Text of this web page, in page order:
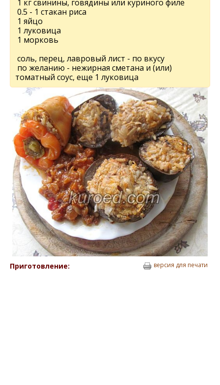
1 кг свинины, говядины или куриного филе
0.5 - 1 стакан риса
1 яйцо
1 луковица
1 морковь
соль, перец, лавровый лист - по вкусу
по желанию - нежирная сметана и (или)
томатный соус, еще 1 луковица
Приготовление: версия для печати